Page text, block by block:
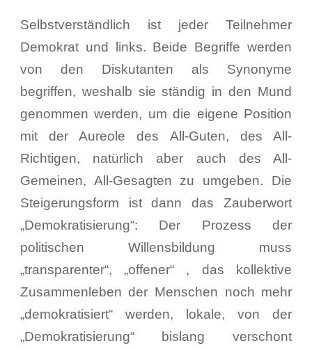
Selbstverständlich ist jeder Teilnehmer
Demokrat und links. Beide Begriffe werden
von den Diskutanten als Synonyme
begriffen, weshalb sie ständig in den Mund
genommen werden, um die eigene Position
mit der Aureole des All-Guten, des All-
Richtigen, natürlich aber auch des All-
Gemeinen, All-Gesagten zu umgeben. Die
Steigerungsform ist dann das Zauberwort
„Demokratisierung“: Der Prozess der
politischen Willensbildung muss
„transparenter“, „offener“ , das kollektive
Zusammenleben der Menschen noch mehr
„demokratisiert“ werden, lokale, von der
„Demokratisierung“ bislang verschont